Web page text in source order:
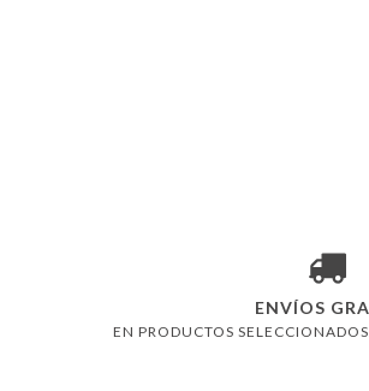
ENVÍOS
EN PRODUCTOS